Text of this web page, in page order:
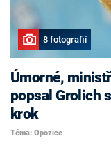
8 fotografií
Úmorné,
popsal Grolich
krok
Téma: Opozice